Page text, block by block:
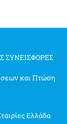
ΣΥΝΕΙΣΦΟΡΈΣ
και Πτώση
Ελλάδα